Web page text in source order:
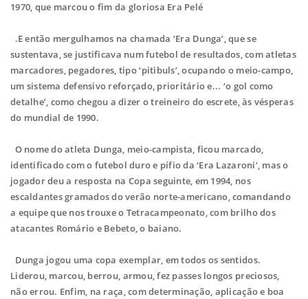
1970, que marcou o fim da gloriosa Era Pelé
.E então mergulhamos na chamada ‘Era Dunga’, que se
sustentava, se justificava num futebol de resultados, com atletas
marcadores, pegadores, tipo ‘pitibuls’, ocupando o meio-campo,
um sistema defensivo reforçado, prioritário e... ‘o gol como
detalhe’, como chegou a dizer o treineiro do escrete, às vésperas
do mundial de 1990.
O nome do atleta Dunga, meio-campista, ficou marcado,
identificado com o futebol duro e pífio da ‘Era Lazaroni’, mas o
jogador deu a resposta na Copa seguinte, em 1994, nos
escaldantes gramados do verão norte-americano, comandando
a equipe que nos trouxe o Tetracampeonato, com brilho dos
atacantes Romário e Bebeto, o baiano.
Dunga jogou uma copa exemplar, em todos os sentidos.
Liderou, marcou, berrou, armou, fez passes longos preciosos,
não errou. Enfim, na raça, com determinação, aplicação e boa